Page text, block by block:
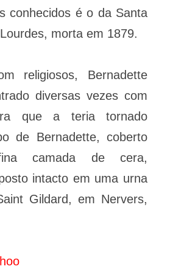
conhecidos é o da Santa
morta em 1879.
religiosos, Bernadette
diversas vezes com
que a teria tornado
de Bernadette, coberto
camada de cera,
intacto em uma urna
Gildard, em Nervers,